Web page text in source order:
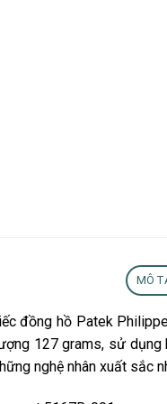
MÔ
đồng hồ Patek
127 grams, sử
nghệ nhân xuất sắc